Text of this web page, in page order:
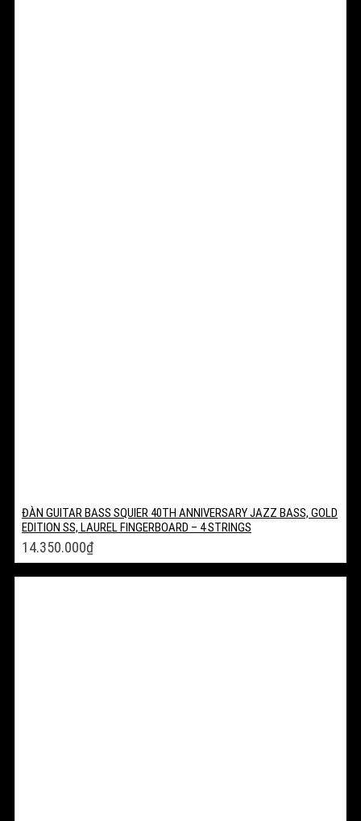
ĐÀN GUITAR BASS SQUIER 40TH ANNIVERSARY JAZZ BASS, GOLD
EDITION SS, LAUREL FINGERBOARD – 4 STRINGS
14.350.000₫